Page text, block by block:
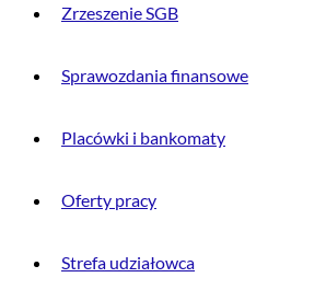
Zrzeszenie SGB
Sprawozdania finansowe
Placówki i bankomaty
Oferty pracy
Strefa udziałowca